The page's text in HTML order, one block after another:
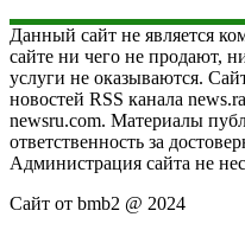
Данный сайт не является
сайте ни чего не продают,
услуги не оказываются.
новостей RSS канала
newsru.com. Материалы
ответственность за
Администрация сайта не
Сайт от bmb2 @ 2024